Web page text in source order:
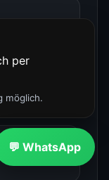
💬 WhatsApp
per
möglich.